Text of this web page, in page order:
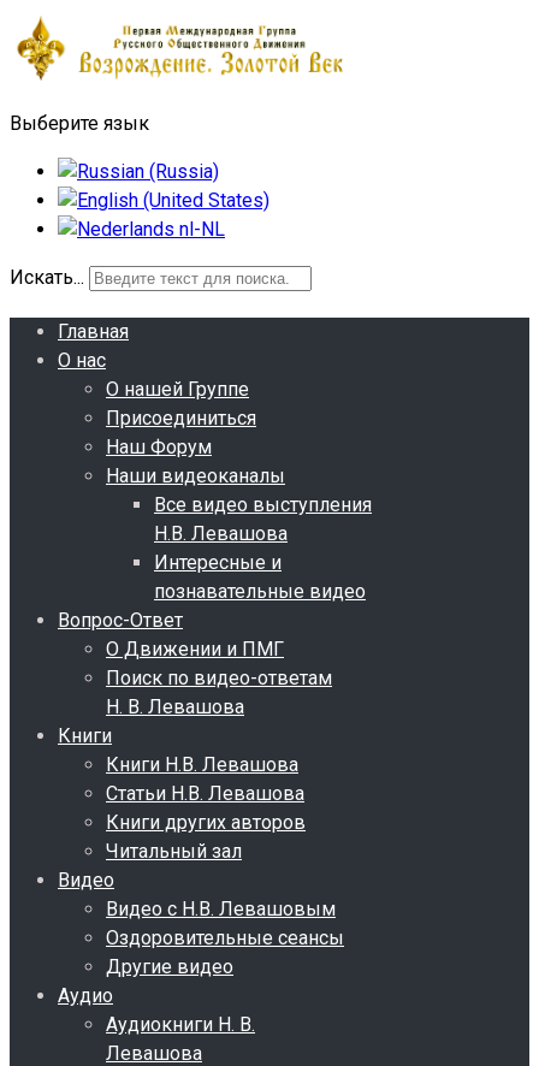
Выберите язык
Искать...
Главная
О нас
О нашей Группе
Присоединиться
Наш Форум
Наши видеоканалы
Все видео выступления
Н.В. Левашова
Интересные и
познавательные видео
Вопрос-Ответ
О Движении и ПМГ
Поиск по видео-ответам
Н. В. Левашова
Книги
Книги Н.В. Левашова
Статьи Н.В. Левашова
Книги других авторов
Читальный зал
Видео
Видео с Н.В. Левашовым
Оздоровительные сеансы
Другие видео
Аудио
Аудиокниги Н. В.
Левашова